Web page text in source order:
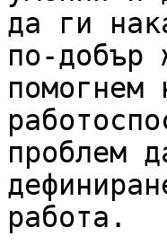
да ги
по-добър
проблем
работа.